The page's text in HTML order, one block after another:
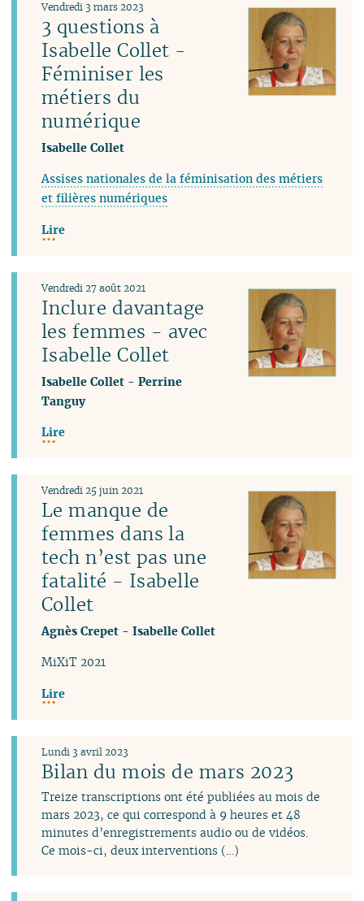
3 questions à
Isabelle Collet -
Féminiser les
métiers du
numérique
Vendredi 3 mars 2023
Isabelle Collet
Assises nationales de la féminisation des métiers
et filières numériques
Lire
Inclure davantage
les femmes - avec
Isabelle Collet
Vendredi 27 août 2021
Isabelle Collet -Perrine
Tanguy
Lire
Le manque de
femmes dans la
tech n’est pas une
fatalité - Isabelle
Collet
Vendredi 25 juin 2021
Agnès Crepet -Isabelle Collet
MiXiT 2021
Lire
Bilan du mois de mars 2023
Lundi 3 avril 2023
Treize transcriptions ont été publiées au mois de
mars 2023, ce qui correspond à 9 heures et 48
minutes d’enregistrements audio ou de vidéos.
Ce mois-ci, deux interventions (…)